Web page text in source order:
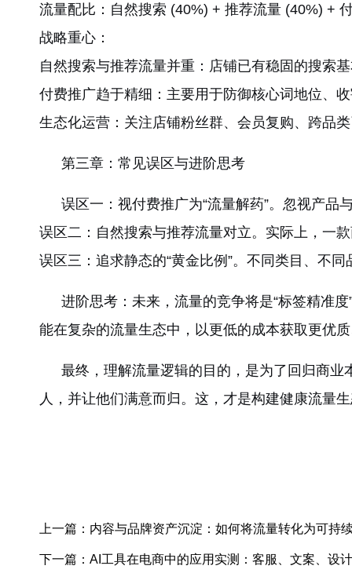
流量配比：自然搜索 (40%) + 推荐流量 (40%) +
战略重心：
自然搜索与推荐流量并重：店铺已有稳固的搜索
付费推广趋于精细：主要用于防御核心词地位、
生态化运营：关注店铺粉丝群、会员复购、跨品
第三章：常见误区与进阶思考
误区一：视付费推广为“流量解药”。忽视产
误区二：自然搜索与推荐流量对立。实际上，一
误区三：追求静态的“黄金比例”。不同类目、不
进阶思考：未来，流量的竞争将是“标签精准
能在复杂的流量生态中，以更低的成本获取更优
最终，理解流量逻辑的目的，是为了回归商
人，并让他们满意而归。这，才是构建健康流量
上一篇：内容与品牌资产沉淀：如何将流量转化为可持
下一篇：AI工具在电商中的应用实测：客服、文案、设